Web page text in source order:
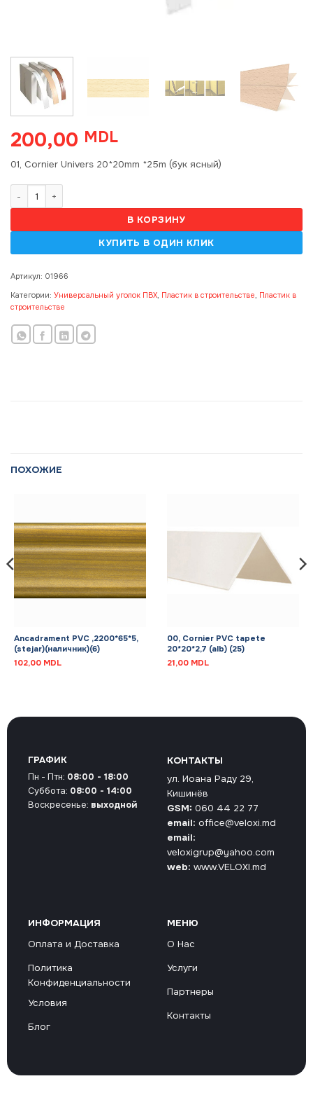
200,00 MDL
01, Cornier Univers 20*20mm *25m (бук ясный)
В КОРЗИНУ
Артикул: 01966
Категории: Универсальный уголок ПВХ, Пластик в строительстве, Пластик в
строительстве
ПОХОЖИЕ
Ancadrament PVC ,2200*65*5,
(stejar)(наличник)(6)
102,00 MDL
00, Cornier PVC tapete
20*20*2,7 (alb) (25)
21,00 MDL
КОНТАКТЫ
ул. Иоана Раду 29,
Кишинёв
GSM: 060 44 22 77
email: office@veloxi.md
email:
veloxigrup@yahoo.com
web: www.VELOXI.md
ИНФОРМАЦИЯ
Оплата и Доставка
Политика
Конфиденциальности
Условия
Блог
МЕНЮ
О Нас
Услуги
Партнеры
Контакты
ГРАФИК
Пн - Птн: 08:00 - 18:00
Суббота: 08:00 - 14:00
Воскресенье: выходной